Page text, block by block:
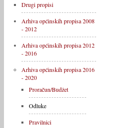
Drugi propisi
Arhiva općinskih propisa 2008
- 2012
Arhiva općinskih propisa 2012
- 2016
Arhiva općinskih propisa 2016
- 2020
Proračun/Budžet
Odluke
Pravilnici